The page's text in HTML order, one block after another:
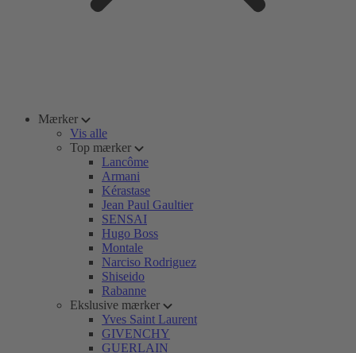
Mærker
Vis alle
Top mærker
Lancôme
Armani
Kérastase
Jean Paul Gaultier
SENSAI
Hugo Boss
Montale
Narciso Rodriguez
Shiseido
Rabanne
Ekslusive mærker
Yves Saint Laurent
GIVENCHY
GUERLAIN